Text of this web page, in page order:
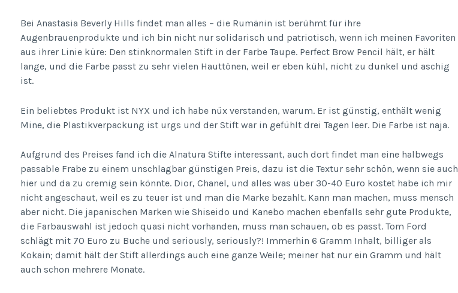
Bei Anastasia Beverly Hills findet man alles – die Rumänin ist berühmt für ihre
Augenbrauenprodukte und ich bin nicht nur solidarisch und patriotisch, wenn ich meinen Favoriten
aus ihrer Linie küre: Den stinknormalen Stift in der Farbe Taupe. Perfect Brow Pencil hält, er hält
lange, und die Farbe passt zu sehr vielen Hauttönen, weil er eben kühl, nicht zu dunkel und aschig
ist.
Ein beliebtes Produkt ist NYX und ich habe nüx verstanden, warum. Er ist günstig, enthält wenig
Mine, die Plastikverpackung ist urgs und der Stift war in gefühlt drei Tagen leer. Die Farbe ist naja.
Aufgrund des Preises fand ich die Alnatura Stifte interessant, auch dort findet man eine halbwegs
passable Frabe zu einem unschlagbar günstigen Preis, dazu ist die Textur sehr schön, wenn sie auch
hier und da zu cremig sein könnte. Dior, Chanel, und alles was über 30-40 Euro kostet habe ich mir
nicht angeschaut, weil es zu teuer ist und man die Marke bezahlt. Kann man machen, muss mensch
aber nicht. Die japanischen Marken wie Shiseido und Kanebo machen ebenfalls sehr gute Produkte,
die Farbauswahl ist jedoch quasi nicht vorhanden, muss man schauen, ob es passt. Tom Ford
schlägt mit 70 Euro zu Buche und seriously, seriously?! Immerhin 6 Gramm Inhalt, billiger als
Kokain; damit hält der Stift allerdings auch eine ganze Weile; meiner hat nur ein Gramm und hält
auch schon mehrere Monate.